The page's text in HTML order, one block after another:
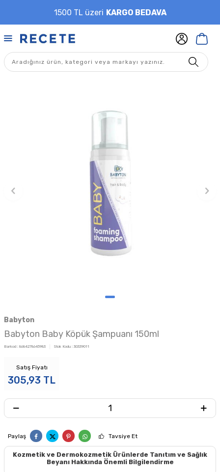
1500 TL üzeri KARGO BEDAVA
Babyton
Babyton Baby Köpük Şampuanı 150ml
Barkod : 8684278645983 Stok Kodu : 30339011
Satış Fiyatı
305,93 TL
Paylaş Tavsiye Et
Kozmetik ve Dermokozmetik Ürünlerde Tanıtım ve Sağlık
Beyanı Hakkında Önemli Bilgilendirme